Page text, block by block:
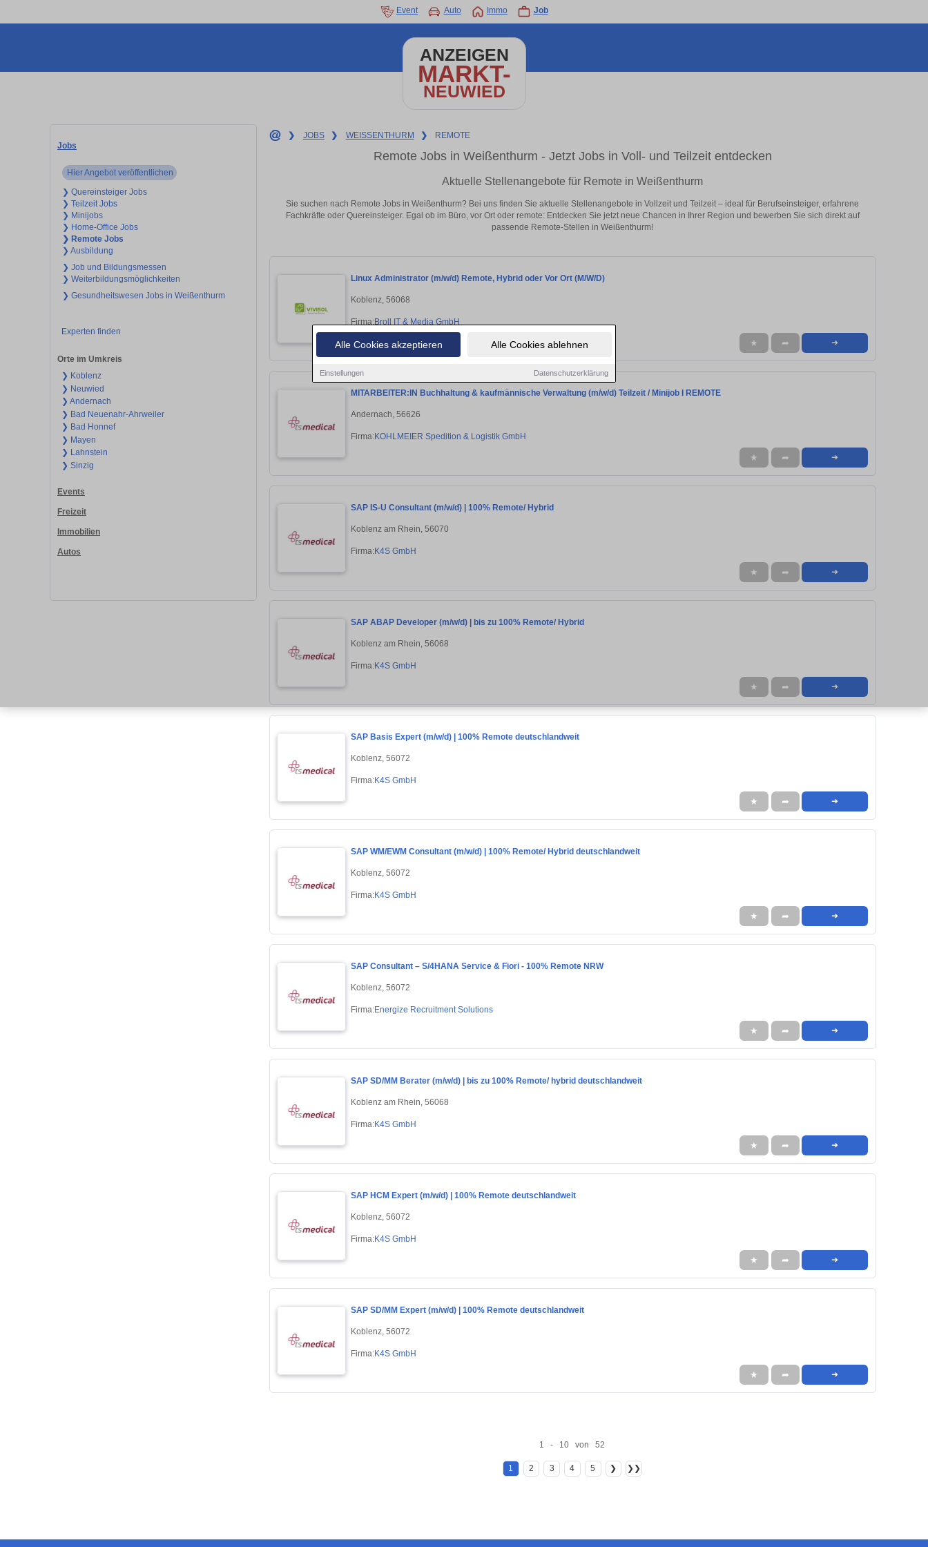
Alle Cookies akzeptieren Alle Cookies ablehnen
Einstellungen Datenschutzerklärung
Event Auto Immo Job
ANZEIGEN
MARKT-
NEUWIED
Jobs
Hier Angebot veröffentlichen
❯ Quereinsteiger Jobs
❯ Teilzeit Jobs
❯ Minijobs
❯ Home-Office Jobs
❯ Remote Jobs
❯ Ausbildung
❯ Job und Bildungsmessen
❯ Weiterbildungsmöglichkeiten
❯ Gesundheitswesen Jobs in Weißenthurm
Experten finden
Orte im Umkreis
❯ Koblenz
❯ Neuwied
❯ Andernach
❯ Bad Neuenahr-Ahrweiler
❯ Bad Honnef
❯ Mayen
❯ Lahnstein
❯ Sinzig
Events
Freizeit
Immobilien
Autos
❯ JOBS ❯ WEISSENTHURM ❯ REMOTE
Remote Jobs in Weißenthurm - Jetzt Jobs in Voll- und Teilzeit entdecken
Aktuelle Stellenangebote für Remote in Weißenthurm
Sie suchen nach Remote Jobs in Weißenthurm? Bei uns finden Sie aktuelle Stellenangebote in Vollzeit und Teilzeit – ideal für Berufseinsteiger, erfahrene
Fachkräfte oder Quereinsteiger. Egal ob im Büro, vor Ort oder remote: Entdecken Sie jetzt neue Chancen in Ihrer Region und bewerben Sie sich direkt auf
passende Remote-Stellen in Weißenthurm!
Linux Administrator (m/w/d) Remote, Hybrid oder Vor Ort (M/W/D)
Koblenz, 56068
Firma:Broll IT & Media GmbH
★ ➦ ➜
MITARBEITER:IN Buchhaltung & kaufmännische Verwaltung (m/w/d) Teilzeit / Minijob I REMOTE
Andernach, 56626
Firma:KOHLMEIER Spedition & Logistik GmbH
★ ➦ ➜
SAP IS-U Consultant (m/w/d) | 100% Remote/ Hybrid
Koblenz am Rhein, 56070
Firma:K4S GmbH
★ ➦ ➜
SAP ABAP Developer (m/w/d) | bis zu 100% Remote/ Hybrid
Koblenz am Rhein, 56068
Firma:K4S GmbH
★ ➦ ➜
SAP Basis Expert (m/w/d) | 100% Remote deutschlandweit
Koblenz, 56072
Firma:K4S GmbH
★ ➦ ➜
SAP WM/EWM Consultant (m/w/d) | 100% Remote/ Hybrid deutschlandweit
Koblenz, 56072
Firma:K4S GmbH
★ ➦ ➜
SAP Consultant – S/4HANA Service & Fiori - 100% Remote NRW
Koblenz, 56072
Firma:Energize Recruitment Solutions
★ ➦ ➜
SAP SD/MM Berater (m/w/d) | bis zu 100% Remote/ hybrid deutschlandweit
Koblenz am Rhein, 56068
Firma:K4S GmbH
★ ➦ ➜
SAP HCM Expert (m/w/d) | 100% Remote deutschlandweit
Koblenz, 56072
Firma:K4S GmbH
★ ➦ ➜
SAP SD/MM Expert (m/w/d) | 100% Remote deutschlandweit
Koblenz, 56072
Firma:K4S GmbH
★ ➦ ➜
1 - 10 von 52
1 2 3 4 5 ❯ ❯❯